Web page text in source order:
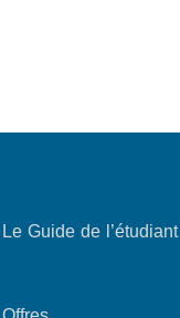
Le Guide de l’étudiant